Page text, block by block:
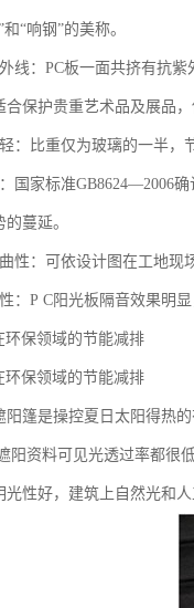
“响钢”的美称。
外线：PC板一面共挤有抗
合保护贵重艺术品及展品，
轻：比重仅为玻璃的一半，
：国家标准GB8624—2006
蔓延。
曲性：可依设计图在工地
性：P C阳光板隔音效果明
环保领域的节能减排
环保领域的节能减排
阳篷是操控夏日太阳得热
阳资料可见光透过率都很
光性好，建筑上自然光和